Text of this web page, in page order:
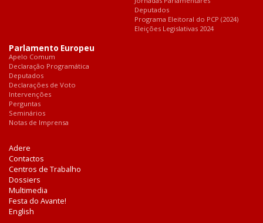
Deputados
Programa Eleitoral do PCP (2024)
Eleições Legislativas 2024
Parlamento Europeu
Apelo Comum
Declaração Programática
Deputados
Declarações de Voto
Intervenções
Perguntas
Seminários
Notas de Imprensa
Adere
Contactos
Centros de Trabalho
Dossiers
Multimedia
Festa do Avante!
English